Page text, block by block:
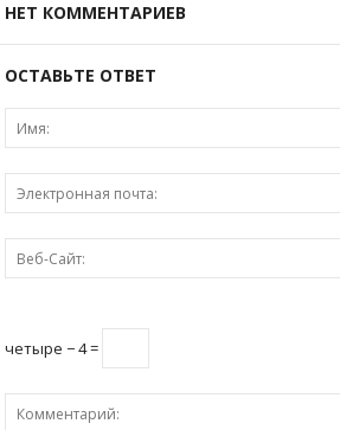
НЕТ КОММЕНТАРИЕВ
ОСТАВЬТЕ ОТВЕТ
четыре − 4 =